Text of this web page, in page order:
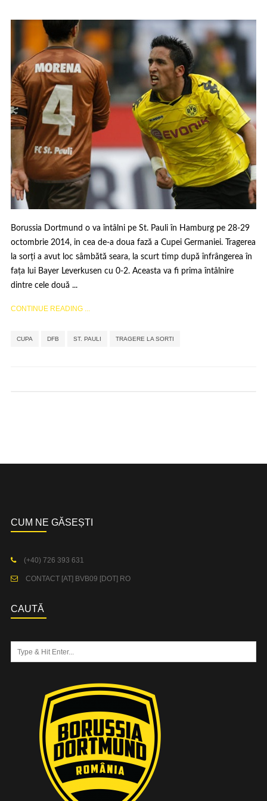
Borussia Dortmund o va întâlni pe St. Pauli în Hamburg pe 28-29
octombrie 2014, in cea de-a doua fază a Cupei Germaniei. Tragerea
la sorți a avut loc sâmbătă seara, la scurt timp după înfrângerea în
fața lui Bayer Leverkusen cu 0-2. Aceasta va fi prima întâlnire
dintre cele două ...
CONTINUE READING ...
CUPA DFB ST. PAULI TRAGERE LA SORTI
CUM NE GĂSEȘTI
(+40) 726 393 631
CONTACT [AT] BVB09 [DOT] RO
CAUTĂ